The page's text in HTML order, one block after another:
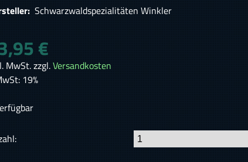
Schwarzwaldspezialitäten Winkler
€
MwSt. zzgl.Versandkosten
19%